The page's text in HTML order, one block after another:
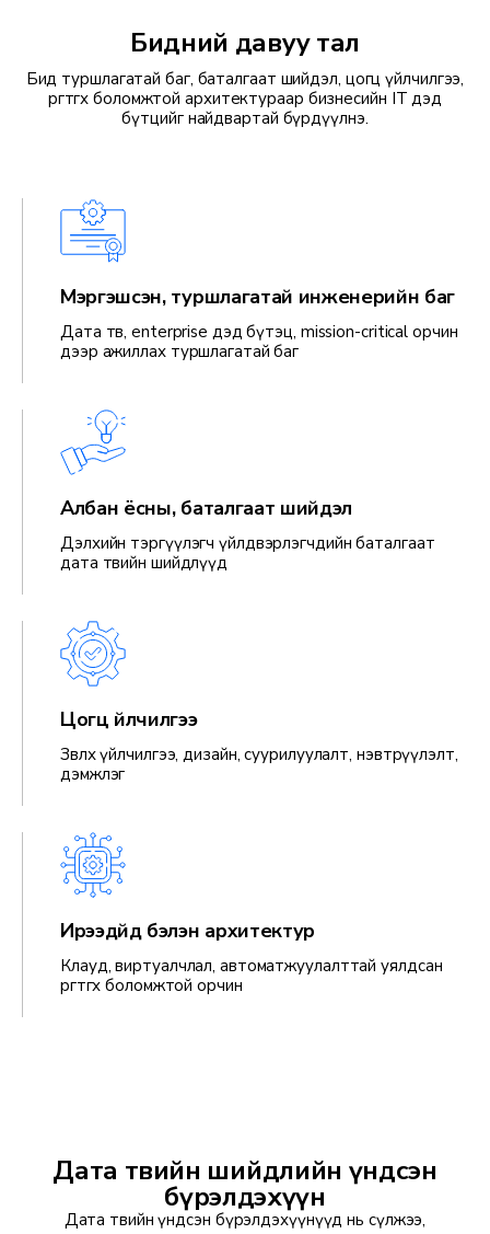
Бидний давуу тал
Бид туршлагатай баг, баталгаат шийдэл, цогц үйлчилгээ,
өргөтгөх боломжтой архитектураар бизнесийн IT дэд
бүтцийг найдвартай бүрдүүлнэ.
Мэргэшсэн, туршлагатай инженерийн баг
Дата төв, enterprise дэд бүтэц, mission-critical орчин
дээр ажиллах туршлагатай баг
Албан ёсны, баталгаат шийдэл
Дэлхийн тэргүүлэгч үйлдвэрлэгчдийн баталгаат
дата төвийн шийдлүүд
Цогц үйлчилгээ
Зөвлөх үйлчилгээ, дизайн, суурилуулалт, нэвтрүүлэлт,
дэмжлэг
Ирээдүйд бэлэн архитектур
Клауд, виртуалчлал, автоматжуулалттай уялдсан
өргөтгөх боломжтой орчин
Дата төвийн шийдлийн үндсэн
бүрэлдэхүүн
Дата төвийн үндсэн бүрэлдэхүүнүүд нь сүлжээ,